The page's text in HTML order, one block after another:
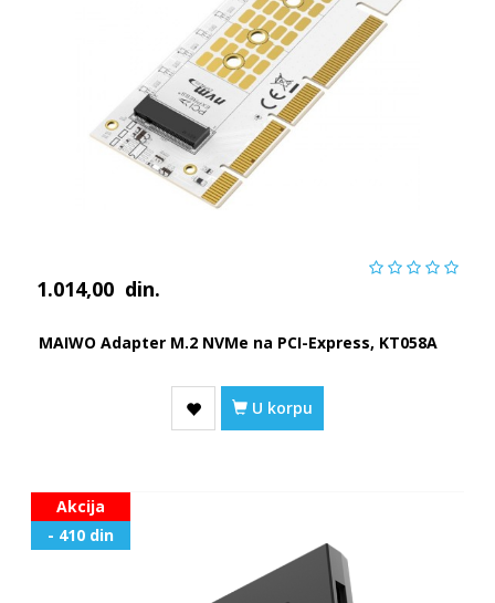
1.014,00 din.
MAIWO Adapter M.2 NVMe na PCI-Express, KT058A
U korpu
Akcija
- 410 din